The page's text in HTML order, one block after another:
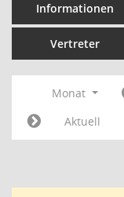
Informationen
Vertreter
Monat
Aktuell